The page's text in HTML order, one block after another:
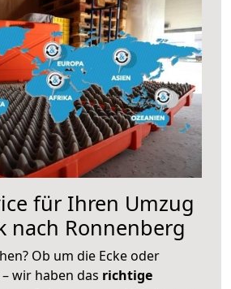
für Ihren Umzug
nach Ronnenberg
Ob um die Ecke oder
wir haben das richtige